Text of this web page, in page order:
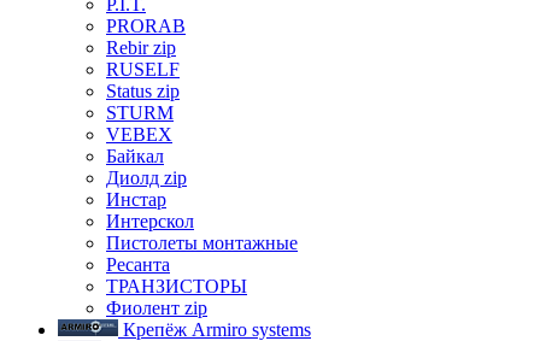
P.I.T.
PRORAB
Rebir zip
RUSELF
Status zip
STURM
VEBEX
Байкал
Диолд zip
Инстар
Интерскол
Пистолеты монтажные
Ресанта
ТРАНЗИСТОРЫ
Фиолент zip
Крепёж Armiro systems